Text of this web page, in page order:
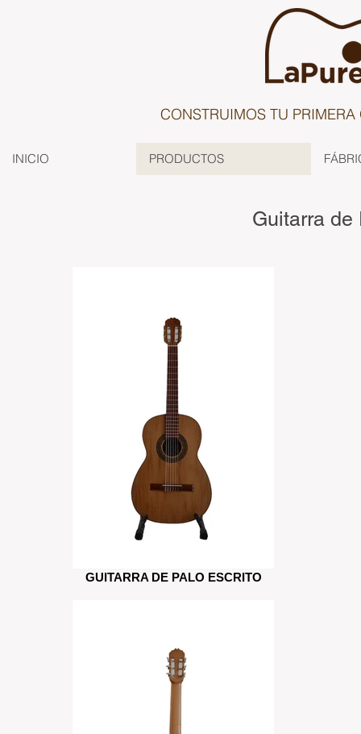
CONSTRUIMOS TU
INICIO PRODUCTOS
Guitarra de
GUITARRA DE PALO ESCRITO